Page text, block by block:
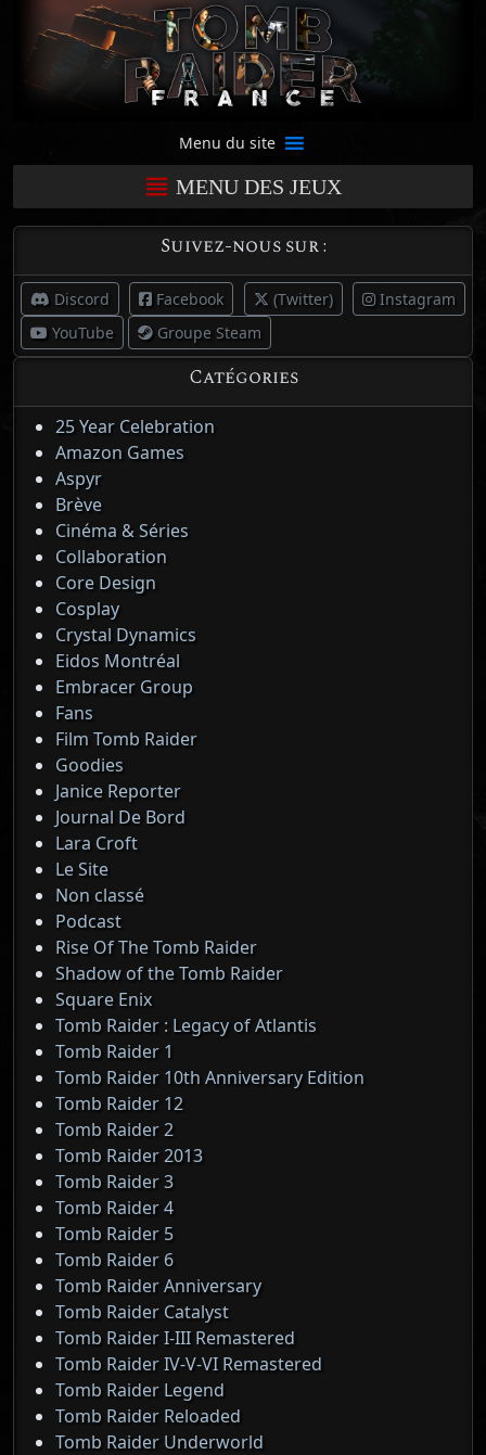
Menu du site
MENU DES JEUX
Suivez-nous sur :
Discord Facebook (Twitter)
Instagram
YouTube
Groupe Steam
Catégories
25 Year Celebration
Amazon Games
Aspyr
Brève
Cinéma & Séries
Collaboration
Core Design
Cosplay
Crystal Dynamics
Eidos Montréal
Embracer Group
Fans
Film Tomb Raider
Goodies
Janice Reporter
Journal De Bord
Lara Croft
Le Site
Non classé
Podcast
Rise Of The Tomb Raider
Shadow of the Tomb Raider
Square Enix
Tomb Raider : Legacy of Atlantis
Tomb Raider 1
Tomb Raider 10th Anniversary Edition
Tomb Raider 12
Tomb Raider 2
Tomb Raider 2013
Tomb Raider 3
Tomb Raider 4
Tomb Raider 5
Tomb Raider 6
Tomb Raider Anniversary
Tomb Raider Catalyst
Tomb Raider I-III Remastered
Tomb Raider IV-V-VI Remastered
Tomb Raider Legend
Tomb Raider Reloaded
Tomb Raider Underworld